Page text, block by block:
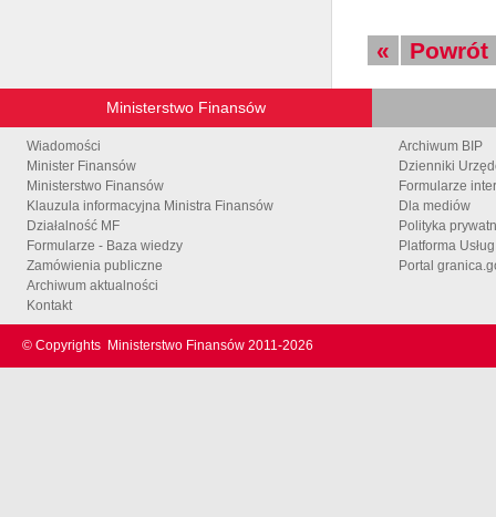
« Powrót
Ministerstwo Finansów
Wiadomości
Minister Finansów
Ministerstwo Finansów
Klauzula informacyjna Ministra Finansów
Działalność MF
Formularze - Baza wiedzy
Zamówienia publiczne
Archiwum aktualności
Kontakt
Archiwum BIP
Dzienniki
Formularze
Dla mediów
Polityka
Platforma
Portal
© Copyrights Ministerstwo Finansów 2011-2026